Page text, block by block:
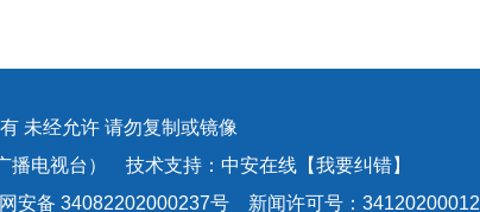
未经允许 请勿复制或镜像
播电视台） 技术支持：中安在线【我要纠错】
安备 34082202000237号 新闻许可号：34120200012